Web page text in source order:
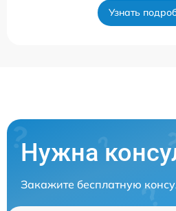
Узнать
Нужна
Закажите бесплатную